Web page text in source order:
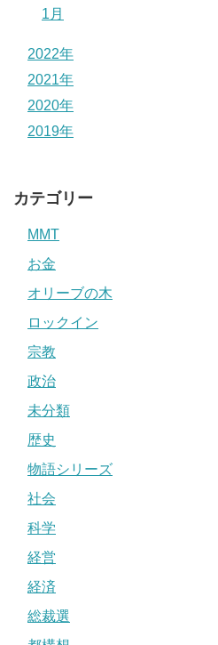
1月
2022年
2021年
2020年
2019年
カテゴリー
MMT
お金
オリーブの木
ロックイン
宗教
政治
未分類
歴史
物語シリーズ
社会
科学
経営
経済
総裁選